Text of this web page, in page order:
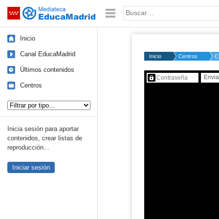
Saltar navegación Palabra o frase:
Inicio
Canal EducaMadrid
Últimos contenidos
Centros
Inicia sesión para aportar
contenidos, crear listas de
reproducción...
Iniciar sesión
Inicio Centros
Contenido protegido…